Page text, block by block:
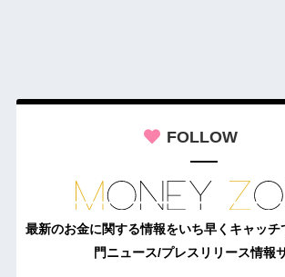
FOLLOW
最新のお金に関する情報をいち早くキャッチ
門ニュース/プレスリリース情報